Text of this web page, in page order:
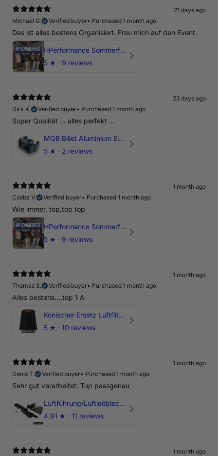
21 days ago
Michael G.
Verified buyer• Purchased 1 month ago
Das ist alles bestens Organisiert. Freu mich auf den Event.
HPerformance Sommerfest 2026
5 ★ · 9 reviews
23 days ago
Dirk K.
Verified buyer• Purchased 1 month ago
Super Qualität ... alles perfekt ...
MQB Billet Aluminium Einsatz Drehmomentstütze - DOGBONE für Audi RS3, TTRS, RSQ3
5 ★ · 2 reviews
1 month ago
Csaba V.
Verified buyer• Purchased 1 month ago
Wie immer, top,top top
HPerformance Sommerfest 2026
5 ★ · 9 reviews
1 month ago
Thomas S.
Verified buyer• Purchased 1 month ago
Alles bestens....top 1 A
Konischer Ersatz Luftfilter Pilz - 4" & 5" Offene Ansaugung
5 ★ · 10 reviews
1 month ago
Denis T.
Verified buyer• Purchased 1 month ago
Sehr gut verarbeitet. Top passgenau
Luftführung/Luftleitblech 5" 125mm offene Ansaugung HPerformance
4.91 ★ · 11 reviews
1 month ago